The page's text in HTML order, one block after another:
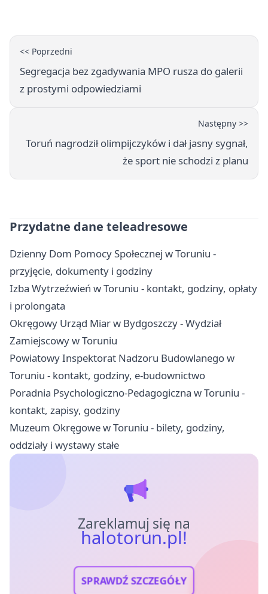
<< Poprzedni
Segregacja bez zgadywania MPO rusza do galerii
z prostymi odpowiedziami
Następny >>
Toruń nagrodził olimpijczyków i dał jasny sygnał,
że sport nie schodzi z planu
Przydatne dane teleadresowe
Dzienny Dom Pomocy Społecznej w Toruniu -
przyjęcie, dokumenty i godziny
Izba Wytrzeźwień w Toruniu - kontakt, godziny, opłaty
i prolongata
Okręgowy Urząd Miar w Bydgoszczy - Wydział
Zamiejscowy w Toruniu
Powiatowy Inspektorat Nadzoru Budowlanego w
Toruniu - kontakt, godziny, e-budownictwo
Poradnia Psychologiczno-Pedagogiczna w Toruniu -
kontakt, zapisy, godziny
Muzeum Okręgowe w Toruniu - bilety, godziny,
oddziały i wystawy stałe
Zareklamuj się na
halotorun.pl!
SPRAWDŹ SZCZEGÓŁY